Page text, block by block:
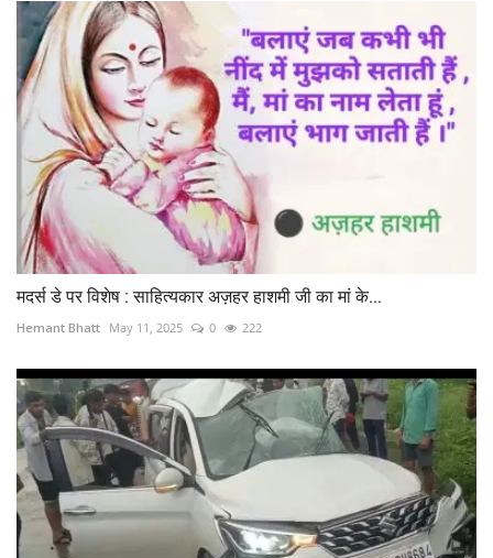
मदर्स डे पर विशेष : साहित्यकार अज़हर हाशमी जी का मां के...
Hemant Bhatt May 11, 2025 0 222